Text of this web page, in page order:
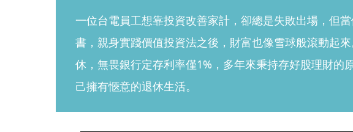
一位台電員工想靠投資改善家計，卻總是失敗出場，但
書，親身實踐價值投資法之後，財富也像雪球般滾動起
休，無畏銀行定存利率僅1%，多年來秉持存好股理財的
己擁有愜意的退休生活。